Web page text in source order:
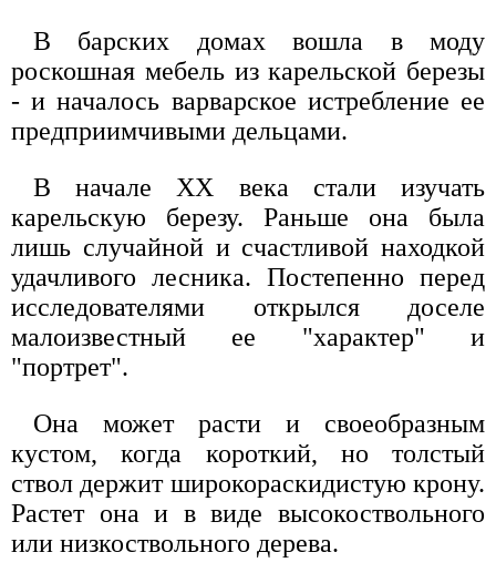
В барских домах вошла в моду
роскошная мебель из карельской березы
- и началось варварское истребление ее
предприимчивыми дельцами.
В начале XX века стали изучать
карельскую березу. Раньше она была
лишь случайной и счастливой находкой
удачливого лесника. Постепенно перед
исследователями открылся доселе
малоизвестный ее "характер" и
"портрет".
Она может расти и своеобразным
кустом, когда короткий, но толстый
ствол держит широкораскидистую крону.
Растет она и в виде высокоствольного
или низкоствольного дерева.